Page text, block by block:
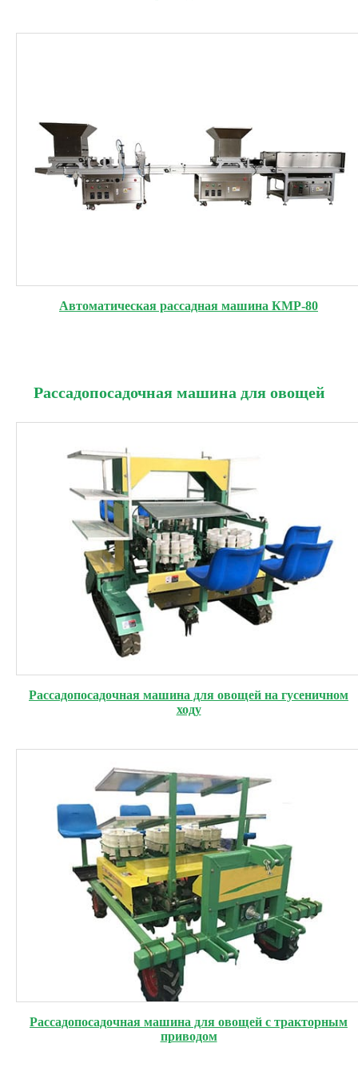
Автоматическая рассадная машина КМР-80
Рассадопосадочная машина для овощей
Рассадопосадочная машина для овощей на гусеничном
ходу
Рассадопосадочная машина для овощей с тракторным
приводом